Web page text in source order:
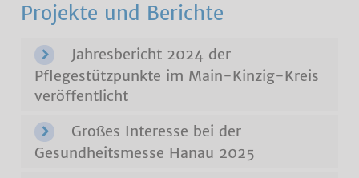
Projekte und Berichte
Jahresbericht 2024 der
Pflegestützpunkte im Main-Kinzig-Kreis
veröffentlicht
Großes Interesse bei der
Gesundheitsmesse Hanau 2025